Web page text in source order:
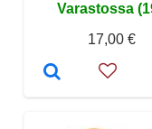
Varastossa
17,00 €